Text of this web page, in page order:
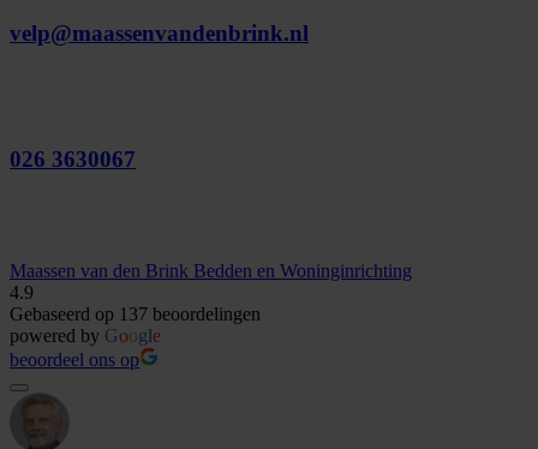
velp@maassenvandenbrink.nl
026 3630067
Maassen van den Brink Bedden en Woninginrichting
4.9
Gebaseerd op 137 beoordelingen
powered by Google
beoordeel ons op